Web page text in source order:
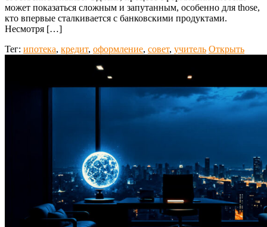
может показаться сложным и запутанным, особенно для those,
кто впервые сталкивается с банковскими продуктами.
Несмотря […]
Тег: ипотека, кредит, оформление, совет, учитель Открыть